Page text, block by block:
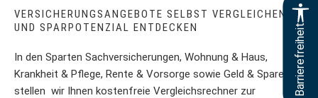
VERSICHERUNGSANGEBOTE SELBST VERGLEICHEN
UND SPARPOTENZIAL ENTDECKEN
In den Sparten Sachversicherungen, Wohnung & Haus,
Krankheit & Pflege, Rente & Vorsorge sowie Geld & Sparen
stellen wir Ihnen kostenfreie Vergleichsrechner zur
Barrierefreiheit